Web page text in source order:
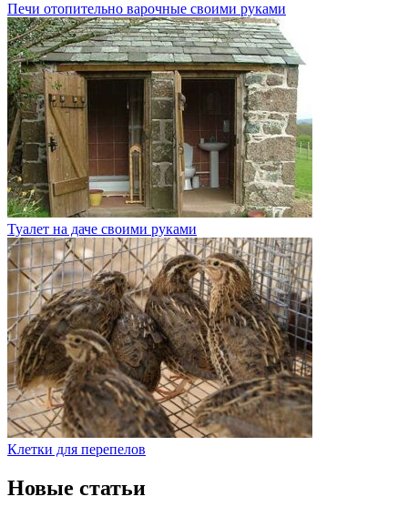
Печи отопительно варочные своими руками
Туалет на даче своими руками
Клетки для перепелов
Новые статьи